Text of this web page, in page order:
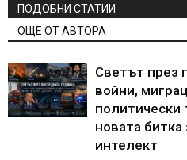
ПОДОБНИ СТАТИИ
ОЩЕ ОТ АВТОРА
Светът през
войни,
политически
новата битка
интелект